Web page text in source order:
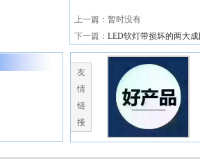
上一篇：暂时没有
下一篇： LED软灯带损坏的两大
友
情
链
接